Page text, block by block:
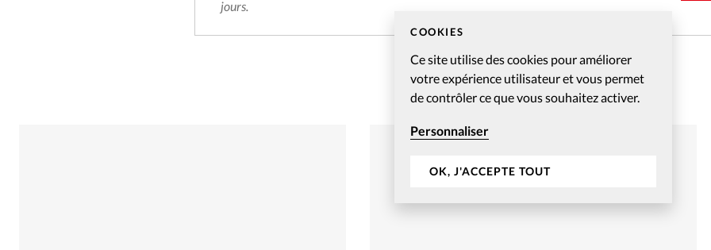
COOKIES
Ce site utilise des cookies pour améliorer
votre expérience utilisateur et vous permet
de contrôler ce que vous souhaitez activer.
Personnaliser
OK, J'ACCEPTE TOUT
jours.